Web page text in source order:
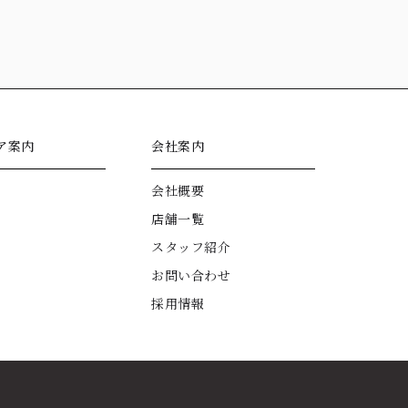
案内 会社案内
会社概要
店舗一覧
スタッフ紹介
お問い合わせ
採用情報